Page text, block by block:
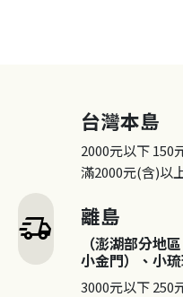
delivery_truck_speed
台灣本島
2000元以下150
滿2000元(含)以
離島
（澎湖部分地
小金門）、小
3000元以下250